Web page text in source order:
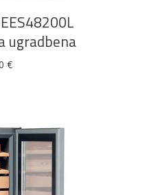
ugradbena
€